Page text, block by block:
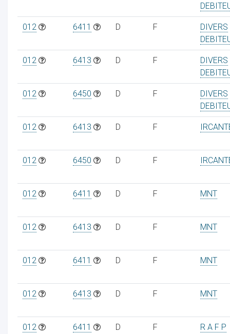
012 6411 D F
DIVERS
012 6413 D F
DIVERS
012 6450 D F
DIVERS
012 6413 D F
012 6450 D F
012 6411 D F MNT
012 6413 D F MNT
012 6411 D F MNT
012 6413 D F MNT
012 6411 D F R A F P